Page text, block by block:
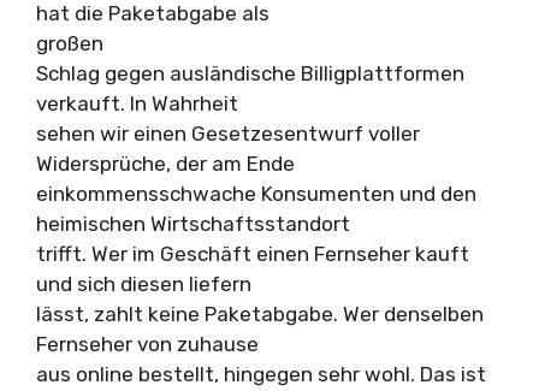
hat die Paketabgabe als
großen
Schlag gegen ausländische Billigplattformen
verkauft. In Wahrheit
sehen wir einen Gesetzesentwurf voller
Widersprüche, der am Ende
einkommensschwache Konsumenten und den
heimischen Wirtschaftsstandort
trifft. Wer im Geschäft einen Fernseher kauft
und sich diesen liefern
lässt, zahlt keine Paketabgabe. Wer denselben
Fernseher von zuhause
aus online bestellt, hingegen sehr wohl. Das ist